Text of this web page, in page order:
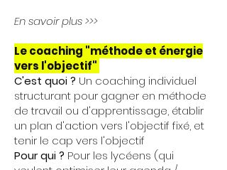
En savoir plus >>>
Le coaching "méthode et énergie
vers l'objectif"
C'est quoi ? Un coaching individuel
structurant pour gagner en méthode
de travail ou d'apprentissage, établir
un plan d'action vers l'objectif fixé, et
tenir le cap vers l'objectif
Pour qui ? Pour les lycéens (qui